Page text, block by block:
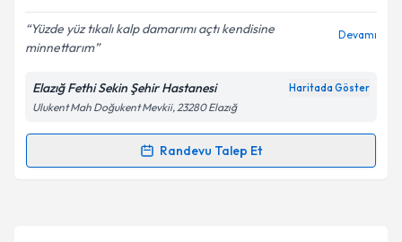
Kişisel verilerimin işlenmesine ilişkin
Aydınlatma
Metni'ni okudum ve kişisel verilerimin belirtilen
kapsamda işlenmesini kabul ediyorum.
Yüzde yüz tıkalı kalp damarımı açtı kendisine
minnettarım
Devamı
Elazığ Fethi Sekin Şehir Hastanesi Haritada Göster
Ulukent Mah Doğukent Mevkii, 23280 Elazığ
Randevu Talep Et
Randevu Takvimi Talebi